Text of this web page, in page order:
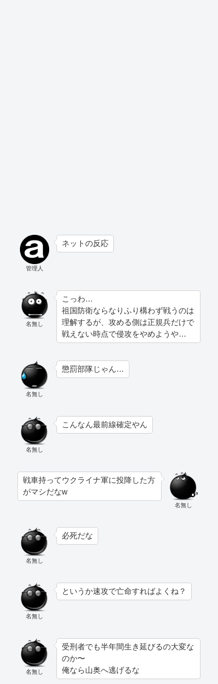
管理人
ネットの反応
名無し
こっわ…
祖国防衛ならなりふり構わず戦うのは
理解するが、攻める側は正規兵だけで
戦えない時点で侵攻をやめようや…
名無し
懲罰部隊じゃん…
名無し
こんなん最前線確定やん
名無し
戦車持ってウクライナ軍に投降した方
がマシだなw
名無し
必死だな
名無し
というか速攻で亡命すればよくね？
名無し
受刑者でも半年間生き延びるの大変な
のか〜
俺なら山奥へ逃げるな